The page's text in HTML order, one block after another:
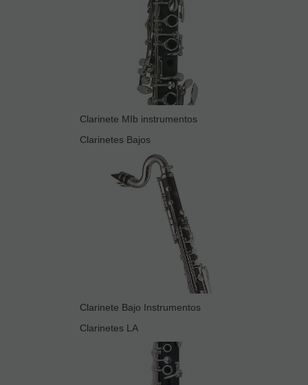
Clarinete MIb instrumentos
Clarinetes Bajos
Clarinete Bajo Instrumentos
Clarinetes LA